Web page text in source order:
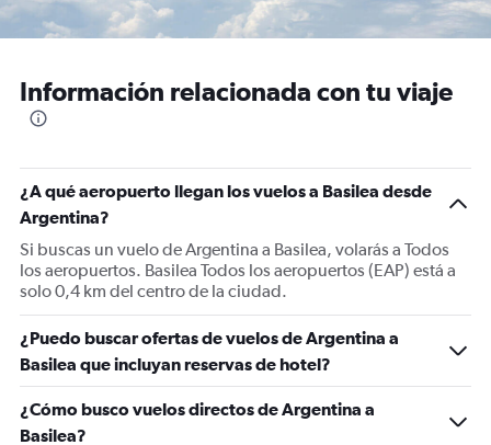
Información relacionada con tu viaje
¿A qué aeropuerto llegan los vuelos a Basilea desde
Argentina?
Si buscas un vuelo de Argentina a Basilea, volarás a Todos
los aeropuertos. Basilea Todos los aeropuertos (EAP) está a
solo 0,4 km del centro de la ciudad.
¿Puedo buscar ofertas de vuelos de Argentina a
Basilea que incluyan reservas de hotel?
¿Cómo busco vuelos directos de Argentina a
Basilea?